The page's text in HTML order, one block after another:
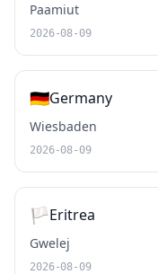
Paamiut
2026-08-09
🇩🇪Germany
Wiesbaden
2026-08-09
🏳️Eritrea
Gwelej
2026-08-09